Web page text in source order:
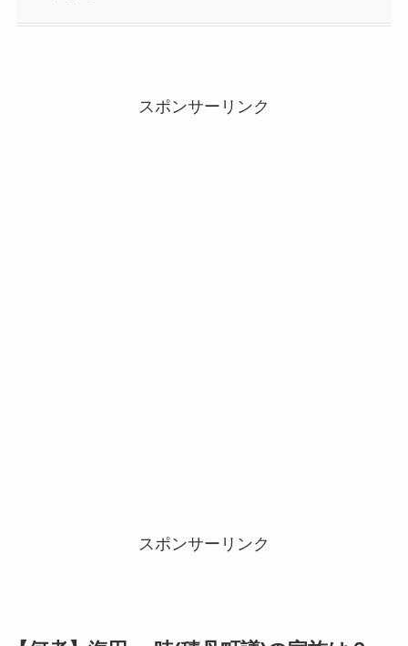
スポンサーリンク
スポンサーリンク